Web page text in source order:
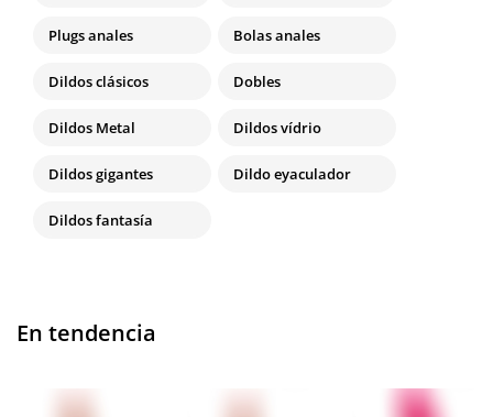
Plugs anales Bolas anales
Dildos clásicos Dobles
Dildos Metal Dildos vídrio
Dildos gigantes Dildo eyaculador
Dildos fantasía
En tendencia